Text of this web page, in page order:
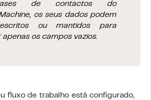
de contactos do
os seus dados podem
ou mantidos para
os campos vazios.
fluxo de trabalho está configurado,